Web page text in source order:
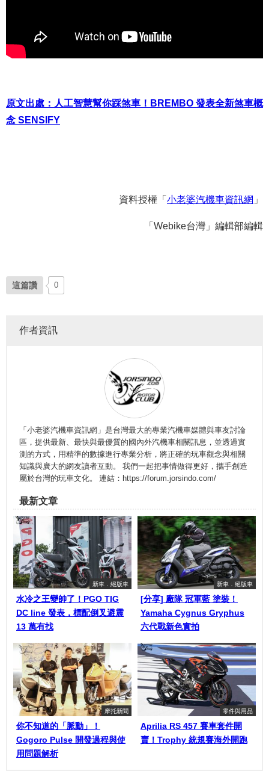
原文出處：人工智慧幫你踩煞車！BREMBO 發表全新煞車概
念 SENSIFY
資料授權「 小老婆汽機車資訊網 」
「Webike台灣」編輯部編輯
這篇讚 0
作者資訊
「小老婆汽機車資訊網」是台灣最大的專業汽機車媒體與車友討論
區，提供最新、最快與最優質的國內外汽機車相關訊息，並透過實
測的方式，用精準的數據進行專業分析，將正確的玩車觀念與相關
知識與廣大的網友讀者互動。 我們一起把事情做得更好，攜手創造
屬於台灣的玩車文化。 連結：https://forum.jorsindo.com/
最新文章
新車．絕版車
水冷之王變帥了！PGO TIG
DC line 發表，標配倒叉避震
13 萬有找
新車．絕版車
[分享] 廠隊 冠軍藍 塗裝！
Yamaha Cygnus Gryphus
六代戰新色實拍
摩托新聞
你不知道的「脈動」！
Gogoro Pulse 開發過程與使
用問題解析
零件與用品
Aprilia RS 457 賽車套件開
賣！Trophy 統規賽海外開跑